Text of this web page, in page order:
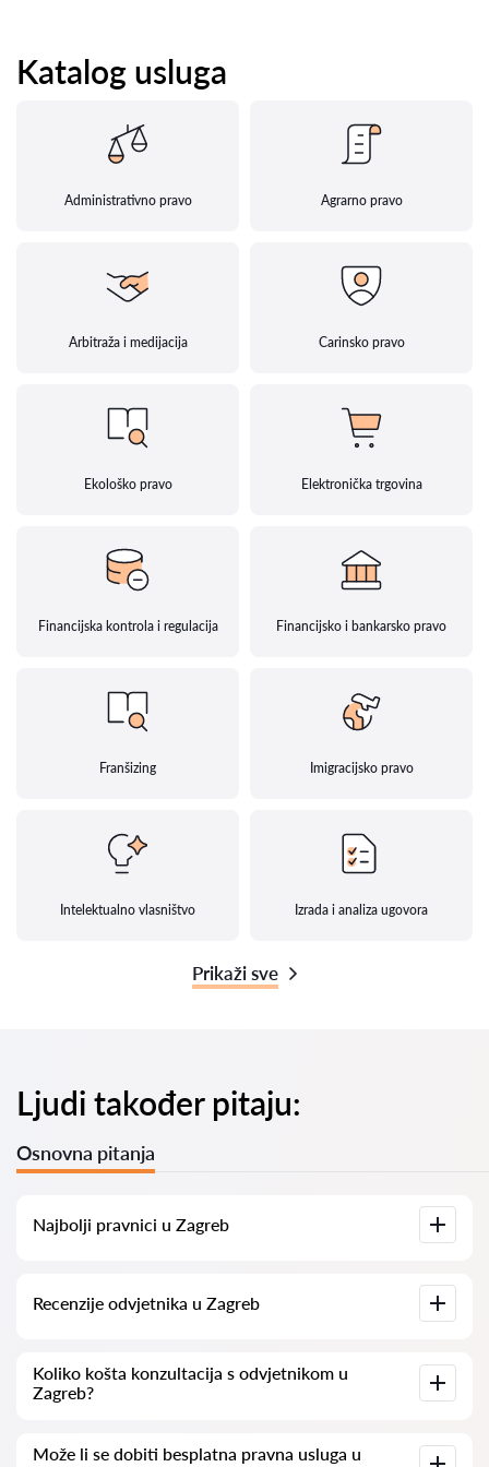
Katalog usluga
Administrativno pravo Agrarno pravo
Arbitraža i medijacija Carinsko pravo
Ekološko pravo Elektronička trgovina
Financijska kontrola i regulacija Financijsko i bankarsko pravo
Franšizing Imigracijsko pravo
Intelektualno vlasništvo Izrada i analiza ugovora
Prikaži sve
Ljudi također pitaju:
Osnovna pitanja
Najbolji pravnici u Zagreb
informacijama. Cijene, recenzije, telefonski brojevi i adrese.
Recenzije odvjetnika u Zagreb
odvjetnicima. Ne brišemo negativne recenzije niti postoji
mogućnost njihovog lažnog povećavanja.
Koliko košta konzultacija s odvjetnikom u
Zagreb?
nadalje (cijene mogu varirati ovisno o složenosti pitanja i
Može li se dobiti besplatna pravna usluga u